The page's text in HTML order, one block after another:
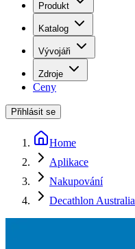
Produkt
Katalog
Vývojáři
Zdroje
Ceny
Přihlásit se
Home
Aplikace
Nakupování
Decathlon Australia